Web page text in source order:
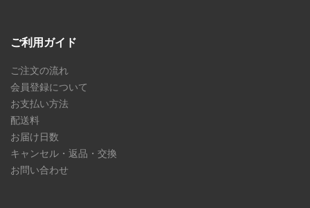
ご利用ガイド
ご注文の流れ
会員登録について
お支払い方法
配送料
お届け日数
キャンセル・返品・交換
お問い合わせ